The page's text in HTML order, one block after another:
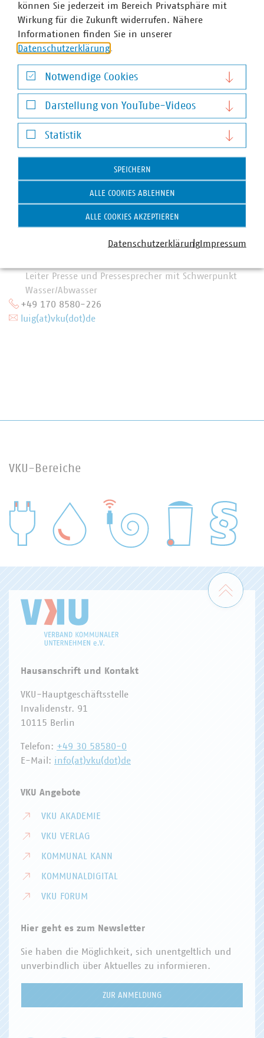
Leiter Presse und Pressesprecher mit Schwerpunkt
Wasser/Abwasser
+49 170 8580-226
luig(at)vku(dot)de
VKU-Bereiche
WASSER/ABWASSER
Zum
Hausanschrift und Kontakt
VKU-Hauptgeschäftsstelle
Invalidenstr. 91
10115 Berlin
Telefon: +49 30 58580-0
E-Mail: info(at)vku(dot)de
VKU Angebote
VKU AKADEMIE
VKU VERLAG
KOMMUNAL KANN
KOMMUNALDIGITAL
VKU FORUM
Hier geht es zum Newsletter
Sie haben die Möglichkeit, sich unentgeltlich und
unverbindlich über Aktuelles zu informieren.
ZUR ANMELDUNG
können Sie jederzeit im Bereich Privatsphäre mit
Wirkung für die Zukunft widerrufen. Nähere
Informationen finden Sie in unserer
Datenschutzerklärung
Notwendige Cookies
Notwendige Cookies
Darstellung von YouTube-Videos
Darstellung von YouTube-Videos
Statistik
Statistik
SPEICHERN
ALLE COOKIES ABLEHNEN
ALLE COOKIES AKZEPTIEREN
DatenschutzerklärungImpressum